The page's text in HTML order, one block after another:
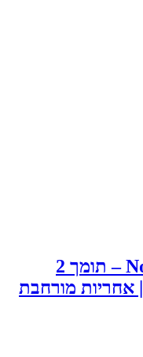
נוקיה כשר Nokia 215 4G – תומך 2
כרטיסי סים Dual SIM | אחריות מורחבת